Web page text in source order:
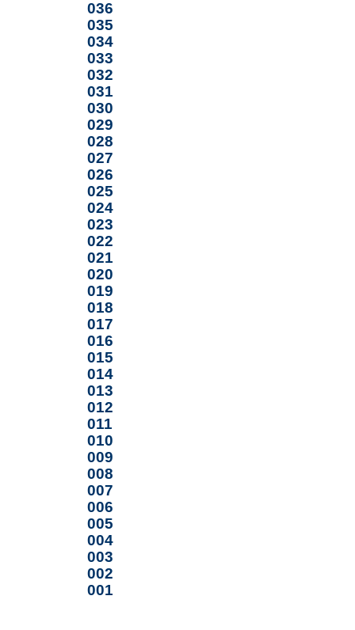
036
035
034
033
032
031
030
029
028
027
026
025
024
023
022
021
020
019
018
017
016
015
014
013
012
011
010
009
008
007
006
005
004
003
002
001